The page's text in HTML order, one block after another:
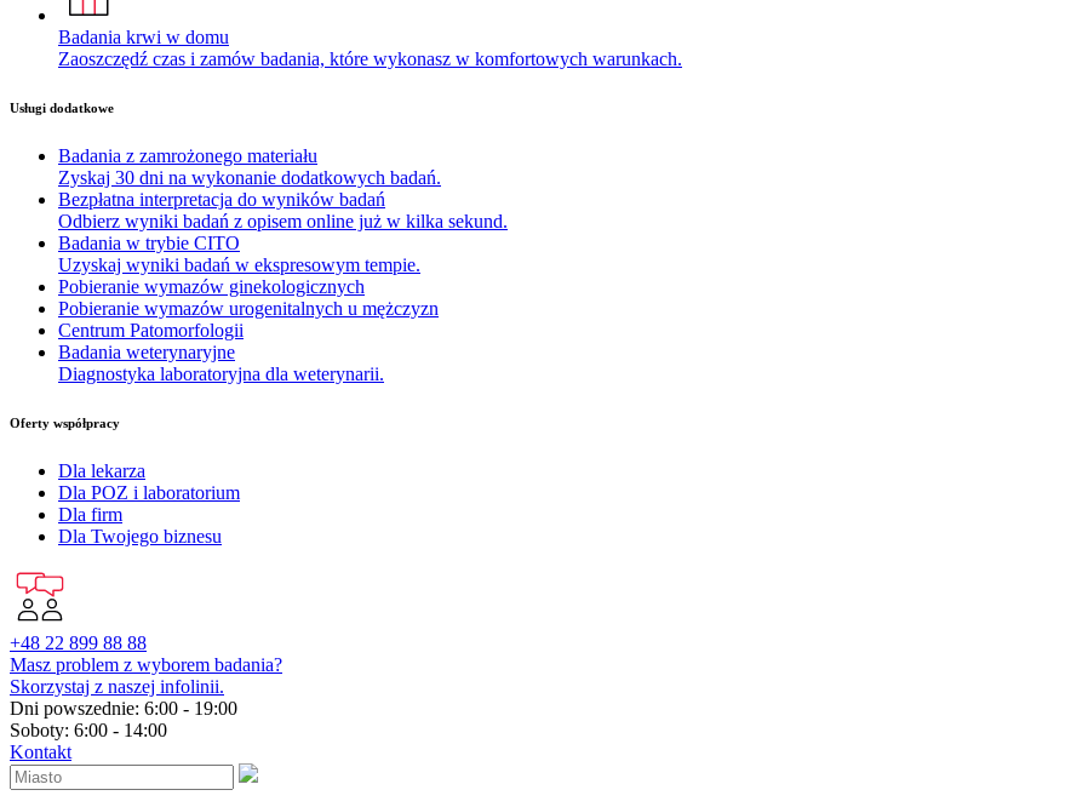
Badania krwi w domu
Zaoszczędź czas i zamów badania, które wykonasz w komfortowych warunkach.
Usługi dodatkowe
Badania z zamrożonego materiału
Zyskaj 30 dni na wykonanie dodatkowych badań.
Bezpłatna interpretacja do wyników badań
Odbierz wyniki badań z opisem online już w kilka sekund.
Badania w trybie CITO
Uzyskaj wyniki badań w ekspresowym tempie.
Pobieranie wymazów ginekologicznych
Pobieranie wymazów urogenitalnych u mężczyzn
Centrum Patomorfologii
Badania weterynaryjne
Diagnostyka laboratoryjna dla weterynarii.
Oferty współpracy
Dla lekarza
Dla POZ i laboratorium
Dla firm
Dla Twojego biznesu
+48 22 899 88 88
Masz problem z wyborem badania?
Skorzystaj z naszej infolinii.
Dni powszednie: 6:00 - 19:00
Soboty: 6:00 - 14:00
Kontakt